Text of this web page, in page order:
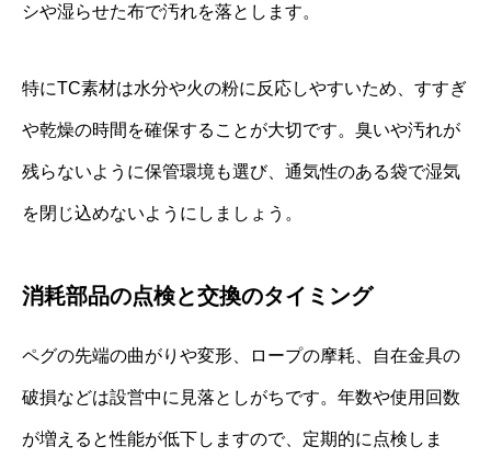
シや湿らせた布で汚れを落とします。
特にTC素材は水分や火の粉に反応しやすいため、すすぎ
や乾燥の時間を確保することが大切です。臭いや汚れが
残らないように保管環境も選び、通気性のある袋で湿気
を閉じ込めないようにしましょう。
消耗部品の点検と交換のタイミング
ペグの先端の曲がりや変形、ロープの摩耗、自在金具の
破損などは設営中に見落としがちです。年数や使用回数
が増えると性能が低下しますので、定期的に点検しま